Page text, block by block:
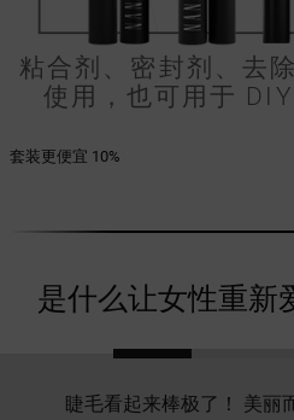
粘合剂、密封剂、去
使用，也可用于
套装更便宜 10%
是什么让女性重新
睫毛看起来棒极了！ 美丽